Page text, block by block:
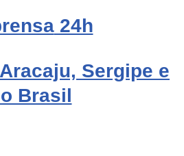
24h
Sergipe e
Brasil